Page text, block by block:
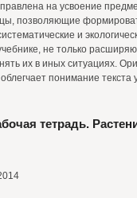
на усвоение
позволяющие
и
не только
их в иных ситуациях.
понимание текста
тетрадь.